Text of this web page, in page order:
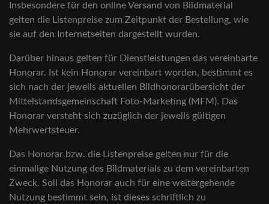
Insbesondere für den online Versand von Bildmaterial
gelten die Listenpreise zum Zeitpunkt der Bestellung, wie
sie auf den Internetseiten dargestellt wurden.
Darüber hinaus gelten für Dienstleistungen das vereinbarte
Honorar. Ist kein Honorar vereinbart worden, bestimmt es
sich nach der jeweils aktuellen Bildhonorarübersicht der
Mittelstandsgemeinschaft Foto-Marketing (MFM). Das
Honorar versteht sich zuzüglich der jeweils gültigen
Mehrwertsteuer.
Das Honorar bzw. die Listenpreise gelten nur für die
einmalige Nutzung des Bildmaterials zu dem vereinbarten
Zweck. Soll das Honorar auch für eine weitergehende
Nutzung bestimmt sein, ist dieses schriftlich zu